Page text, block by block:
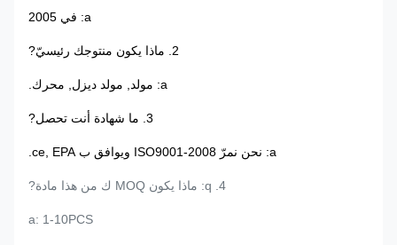
a: في 2005
2. ماذا يكون منتوجك رئيسيّ?
a: مولد, مولد ديزل, محرك.
3. ما شهادة أنت تحصل?
a: نحن نمرّ ISO9001-2008 ويوافق ب ce, EPA.
4. q: ماذا يكون MOQ ك من هذا مادة?
a: 1-10PCS